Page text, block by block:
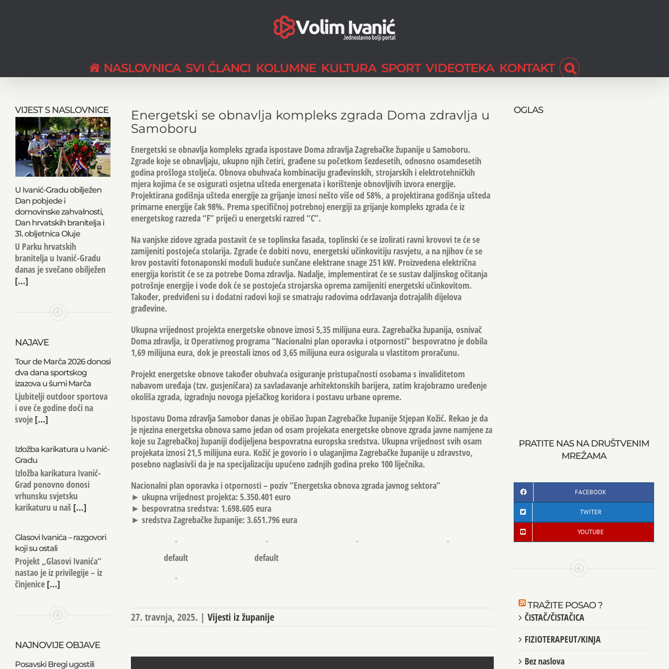
NASLOVNICA SVI ČLANCI KOLUMNE KULTURA SPORT VIDEOTEKA KONTAKT
Larger
Image
Energetski se obnavlja kompleks zgrada Doma zdravlja u
Samoboru
Energetski se obnavlja kompleks zgrada ispostave Doma zdravlja Zagrebačke županije u Samoboru.
Zgrade koje se obnavljaju, ukupno njih četiri, građene su početkom šezdesetih, odnosno osamdesetih
godina prošloga stoljeća. Obnova obuhvaća kombinaciju građevinskih, strojarskih i elektrotehničkih
mjera kojima će se osigurati osjetna ušteda energenata i korištenje obnovljivih izvora energije.
Projektirana godišnja ušteda energije za grijanje iznosi nešto više od 58%, a projektirana godišnja ušteda
primarne energije čak 98%. Prema specifičnoj potrebnoj energiji za grijanje kompleks zgrada će iz
energetskog razreda “F” prijeći u energetski razred “C”.
Na vanjske zidove zgrada postavit će se toplinska fasada, toplinski će se izolirati ravni krovovi te će se
zamijeniti postojeća stolarija. Zgrade će dobiti novu, energetski učinkovitiju rasvjetu, a na njihov će se
krov postaviti fotonaponski moduli buduće sunčane elektrane snage 251 kW. Proizvedena električna
energija koristit će se za potrebe Doma zdravlja. Nadalje, implementirat će se sustav daljinskog očitanja
potrošnje energije i vode dok će se postojeća strojarska oprema zamijeniti energetski učinkovitom.
Također, predviđeni su i dodatni radovi koji se smatraju radovima održavanja dotrajalih dijelova
građevine.
Ukupna vrijednost projekta energetske obnove iznosi 5,35 milijuna eura. Zagrebačka županija, osnivač
Doma zdravlja, iz Operativnog programa “Nacionalni plan oporavka i otpornosti” bespovratno je dobila
1,69 milijuna eura, dok je preostali iznos od 3,65 milijuna eura osigurala u vlastitom proračunu.
Projekt energetske obnove također obuhvaća osiguranje pristupačnosti osobama s invaliditetom
nabavom uređaja (tzv. gusjeničara) za savladavanje arhitektonskih barijera, zatim krajobrazno uređenje
okoliša zgrada, izgradnju novoga pješačkog koridora i postavu urbane opreme.
Ispostavu Doma zdravlja Samobor danas je obišao župan Zagrebačke županije Stjepan Kožić. Rekao je da
je njezina energetska obnova samo jedan od osam projekata energetske obnove zgrada javne namjene za
koje su Zagrebačkoj županiji dodijeljena bespovratna europska sredstva. Ukupna vrijednost svih osam
projekata iznosi 21,5 milijuna eura. Kožić je govorio i o ulaganjima Zagrebačke županije u zdravstvo,
posebno naglasivši da je na specijalizaciju upućeno zadnjih godina preko 100 liječnika.
Nacionalni plan oporavka i otpornosti – poziv “Energetska obnova zgrada javnog sektora”
► ukupna vrijednost projekta: 5.350.401 euro
► bespovratna sredstva: 1.698.605 eura
► sredstva Zagrebačke županije: 3.651.796 eura
default default
27. travnja, 2025. | Vijesti iz županije
VIJEST S NASLOVNICE
U Ivanić-Gradu obilježen
Dan pobjede i
domovinske zahvalnosti,
Dan hrvatskih branitelja i
31. obljetnica Oluje
U Parku hrvatskih
branitelja u Ivanić-Gradu
danas je svečano obilježen
[...]
NAJAVE
Tour de Marča 2026 donosi
dva dana sportskog
izazova u šumi Marča
Ljubitelji outdoor sportova
i ove će godine doći na
svoje[...]
Izložba karikatura u Ivanić-
Gradu
Izložba karikatura Ivanić-
Grad ponovno donosi
vrhunsku svjetsku
karikaturu u naš[...]
Glasovi Ivanića – razgovori
koji su ostali
Projekt „Glasovi Ivanića“
nastao je iz privilegije – iz
činjenice[...]
NAJNOVIJE OBJAVE
Posavski Bregi ugostili
OGLAS
PRATITE NAS NA DRUŠTVENIM
MREŽAMA
FACEBOOK
TWITER
YOUTUBE
TRAŽITE POSAO ?
ČISTAČ/ČISTAČICA
FIZIOTERAPEUT/KINJA
Bez naslova